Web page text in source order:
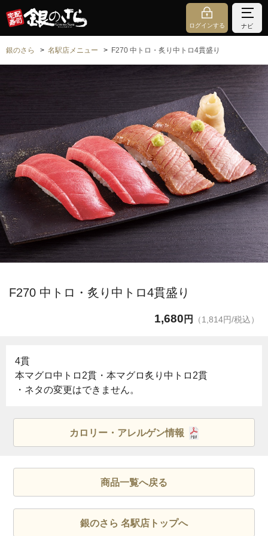
ログインする ナビ
銀のさら 名駅店メニュー F270 中トロ・炙り中トロ4貫盛り
F270 中トロ・炙り中トロ4貫盛り
1,680 円 （1,814円/税込）
4貫
本マグロ中トロ2貫・本マグロ炙り中トロ2貫
・ネタの変更はできません。
カロリー・アレルゲン情報
商品一覧へ戻る
銀のさら 名駅店トップへ